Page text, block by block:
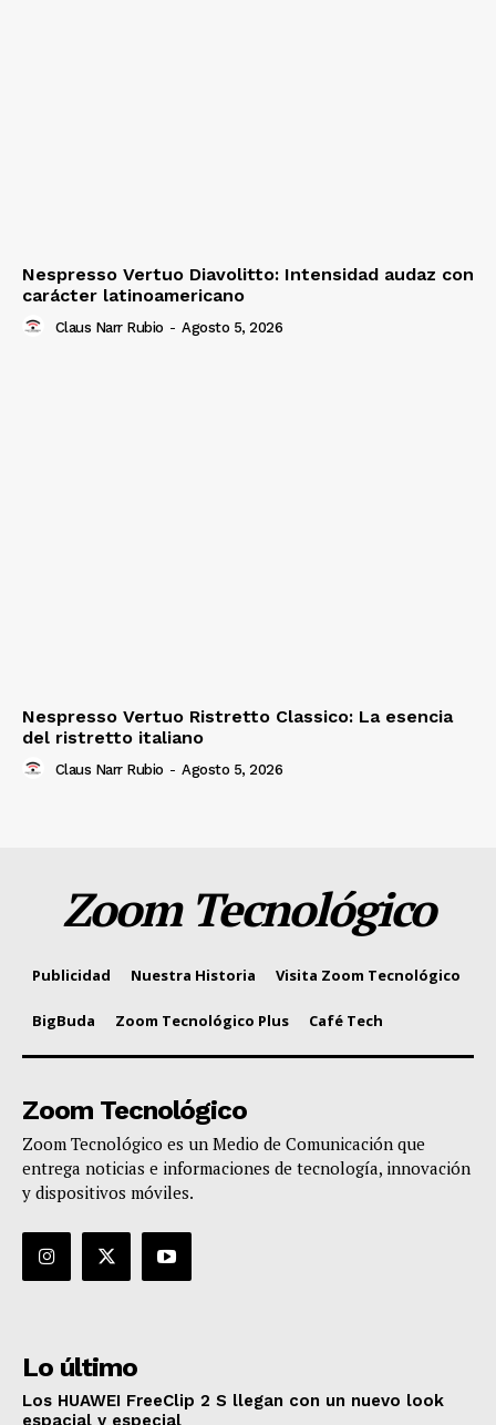
Nespresso Vertuo Diavolitto: Intensidad audaz con
carácter latinoamericano
Claus Narr Rubio - Agosto 5, 2026
Nespresso Vertuo Ristretto Classico: La esencia
del ristretto italiano
Claus Narr Rubio - Agosto 5, 2026
Zoom Tecnológico
Publicidad Nuestra Historia Visita Zoom Tecnológico
BigBuda Zoom Tecnológico Plus Café Tech
Zoom Tecnológico
Zoom Tecnológico es un Medio de Comunicación que
entrega noticias e informaciones de tecnología, innovación
y dispositivos móviles.
Lo último
Los HUAWEI FreeClip 2 S llegan con un nuevo look
espacial y especial